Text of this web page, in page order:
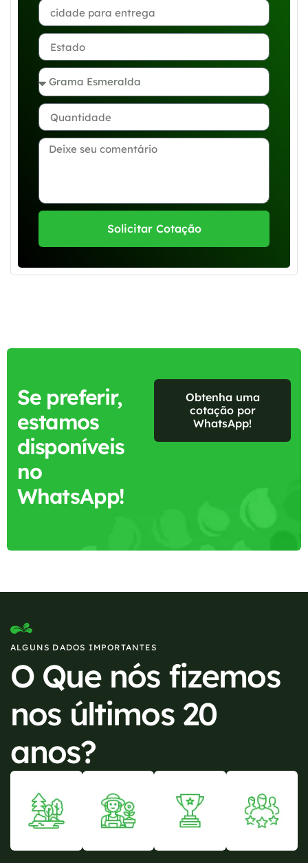
Solicitar Cotação
Se preferir,
estamos
disponíveis
no
WhatsApp!
Obtenha uma
cotação por
WhatsApp!
ALGUNS DADOS IMPORTANTES
O Que nós fizemos
nos últimos 20
anos?